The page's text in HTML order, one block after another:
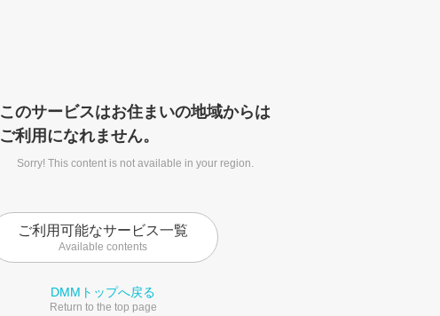
このサービスはお住まいの地域からは
ご利用になれません。
Sorry! This content is not available in your region.
ご利用可能なサービス一覧
Available contents
DMMトップへ戻る
Return to the top page